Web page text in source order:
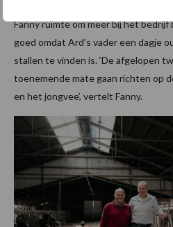
Fanny ruimte om meer bij het
goed omdat Ard’s vader een dagje
stallen te vinden is. ‘De afgelopen
toenemende mate gaan richten op
en het jongvee’, vertelt Fanny.